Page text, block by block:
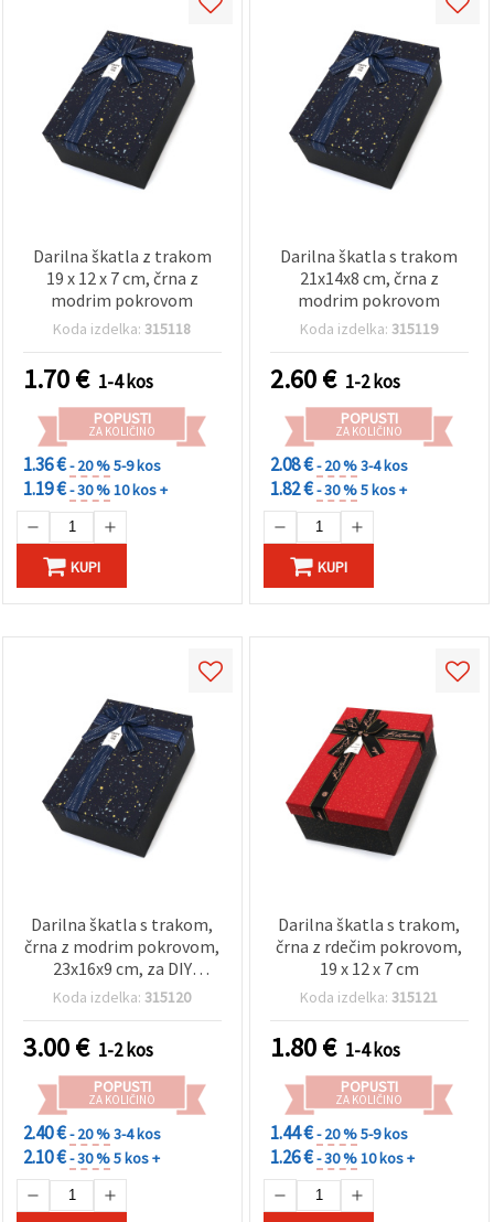
Darilna škatla z trakom
19 x 12 x 7 cm, črna z
modrim pokrovom
Koda izdelka:315118
1.70€ 1-4 kos
POPUSTI
ZA KOLIČINO
1.36 €- 20 %5-9 kos
1.19 €- 30 %10 kos +
KUPI
Darilna škatla s trakom
21x14x8 cm, črna z
modrim pokrovom
Koda izdelka:315119
2.60€ 1-2 kos
POPUSTI
ZA KOLIČINO
2.08 €- 20 %3-4 kos
1.82 €- 30 %5 kos +
KUPI
Darilna škatla s trakom,
črna z modrim pokrovom,
23x16x9 cm, za DIY
ustvarjanje
Koda izdelka:315120
3.00€ 1-2 kos
POPUSTI
ZA KOLIČINO
2.40 €- 20 %3-4 kos
2.10 €- 30 %5 kos +
Darilna škatla s trakom,
črna z rdečim pokrovom,
19 x 12 x 7 cm
Koda izdelka:315121
1.80€ 1-4 kos
POPUSTI
ZA KOLIČINO
1.44 €- 20 %5-9 kos
1.26 €- 30 %10 kos +